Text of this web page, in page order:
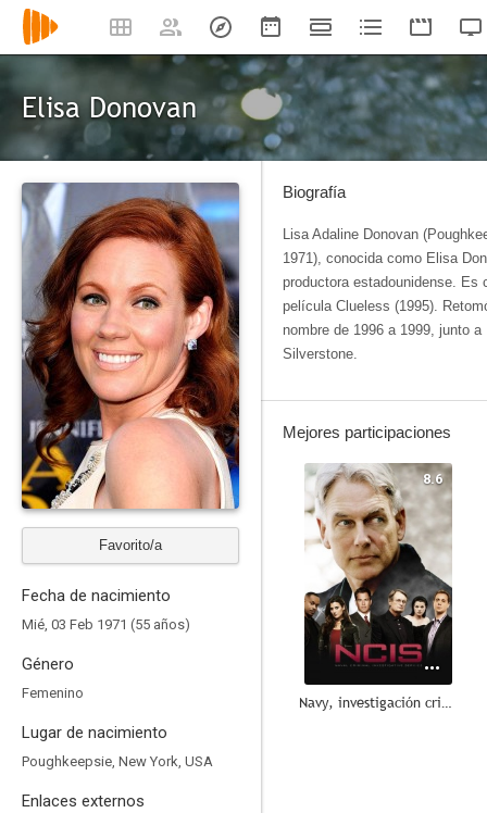
Elisa Donovan
Favorito/a
Fecha de nacimiento
Mié, 03 Feb 1971 (55 años)
Género
Femenino
Lugar de nacimiento
Poughkeepsie, New York, USA
Enlaces externos
Biografía
Lisa Adaline Donovan
1971), conocida como Elisa
productora estadounidense. Es
película Clueless (1995).
nombre de 1996 a 1999, junto
Silverstone.
Mejores participaciones
8.6
Navy, investigación criminal (NCIS)